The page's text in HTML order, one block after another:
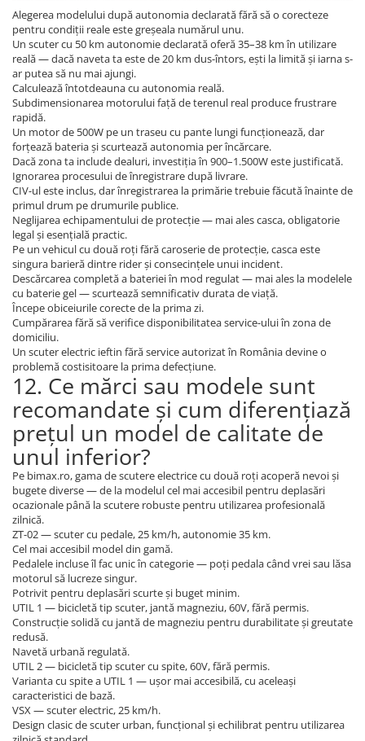
Alegerea modelului după autonomia declarată fără să o corecteze
pentru condiții reale este greșeala numărul unu.
Un scuter cu 50 km autonomie declarată oferă 35–38 km în utilizare
reală — dacă naveta ta este de 20 km dus-întors, ești la limită și iarna s-
ar putea să nu mai ajungi.
Calculează întotdeauna cu autonomia reală.
Subdimensionarea motorului față de terenul real produce frustrare
rapidă.
Un motor de 500W pe un traseu cu pante lungi funcționează, dar
forțează bateria și scurtează autonomia per încărcare.
Dacă zona ta include dealuri, investiția în 900–1.500W este justificată.
Ignorarea procesului de înregistrare după livrare.
CIV-ul este inclus, dar înregistrarea la primărie trebuie făcută înainte de
primul drum pe drumurile publice.
Neglijarea echipamentului de protecție — mai ales casca, obligatorie
legal și esențială practic.
Pe un vehicul cu două roți fără caroserie de protecție, casca este
singura barieră dintre rider și consecințele unui incident.
Descărcarea completă a bateriei în mod regulat — mai ales la modelele
cu baterie gel — scurtează semnificativ durata de viață.
Începe obiceiurile corecte de la prima zi.
Cumpărarea fără să verifice disponibilitatea service-ului în zona de
domiciliu.
Un scuter electric ieftin fără service autorizat în România devine o
problemă costisitoare la prima defecțiune.
12. Ce mărci sau modele sunt
recomandate și cum diferențiază
prețul un model de calitate de
unul inferior?
Pe bimax.ro, gama de scutere electrice cu două roți acoperă nevoi și
bugete diverse — de la modelul cel mai accesibil pentru deplasări
ocazionale până la scutere robuste pentru utilizarea profesională
zilnică.
ZT-02 — scuter cu pedale, 25 km/h, autonomie 35 km.
Cel mai accesibil model din gamă.
Pedalele incluse îl fac unic în categorie — poți pedala când vrei sau lăsa
motorul să lucreze singur.
Potrivit pentru deplasări scurte și buget minim.
UTIL 1 — bicicletă tip scuter, jantă magneziu, 60V, fără permis.
Construcție solidă cu jantă de magneziu pentru durabilitate și greutate
redusă.
Navetă urbană regulată.
UTIL 2 — bicicletă tip scuter cu spite, 60V, fără permis.
Varianta cu spite a UTIL 1 — ușor mai accesibilă, cu aceleași
caracteristici de bază.
VSX — scuter electric, 25 km/h.
Design clasic de scuter urban, funcțional și echilibrat pentru utilizarea